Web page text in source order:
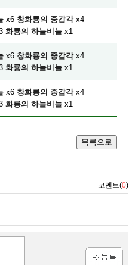
x6 창화룡의 중갑각x4
화룡의 하늘비늘 x1
x6 창화룡의 중갑각x4
화룡의 하늘비늘 x1
x6 창화룡의 중갑각x4
화룡의 하늘비늘 x1
목록으로
코멘트(0)